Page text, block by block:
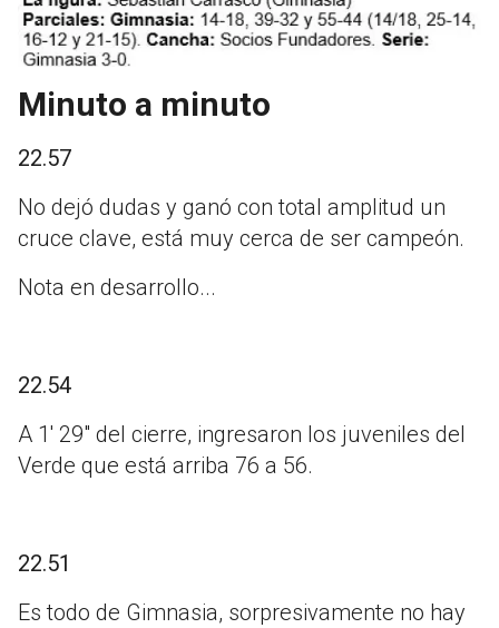
Minuto a minuto
22.57
No dejó dudas y ganó con total amplitud un
cruce clave, está muy cerca de ser campeón.
Nota en desarrollo...
22.54
A 1' 29" del cierre, ingresaron los juveniles del
Verde que está arriba 76 a 56.
22.51
Es todo de Gimnasia, sorpresivamente no hay